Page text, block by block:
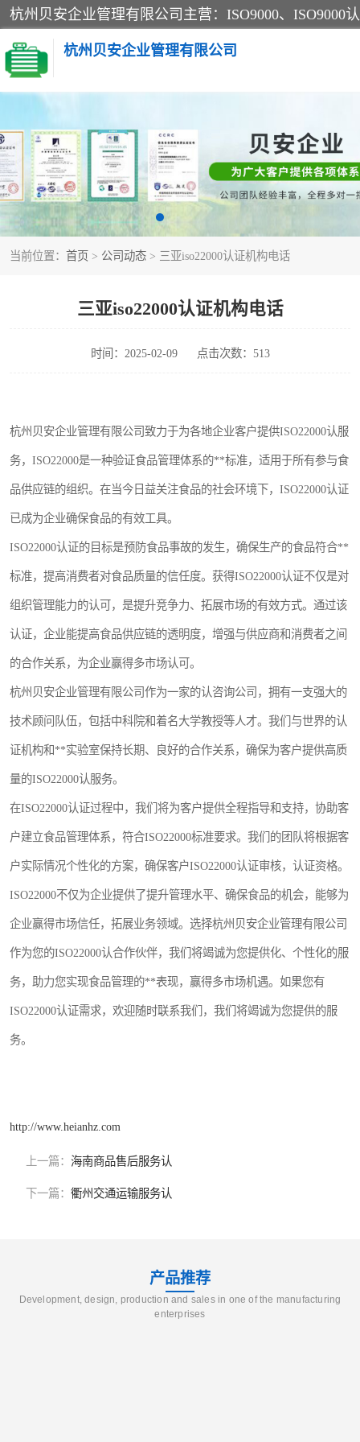
杭州贝安企业管理有限公司
当前位置： 首页 > 公司动态 > 三亚iso22000认证机构电话
三亚iso22000认证机构电话
时间：2025-02-09 点击次数：513
杭州贝安企业管理有限公司致力于为各地企业客户提供ISO22000认服
务，ISO22000是一种验证食品管理体系的**标准，适用于所有参与食
品供应链的组织。在当今日益关注食品的社会环境下，ISO22000认证
已成为企业确保食品的有效工具。
ISO22000认证的目标是预防食品事故的发生，确保生产的食品符合**
标准，提高消费者对食品质量的信任度。获得ISO22000认证不仅是对
组织管理能力的认可，是提升竞争力、拓展市场的有效方式。通过该
认证，企业能提高食品供应链的透明度，增强与供应商和消费者之间
的合作关系，为企业赢得多市场认可。
杭州贝安企业管理有限公司作为一家的认咨询公司，拥有一支强大的
技术顾问队伍，包括中科院和着名大学教授等人才。我们与世界的认
证机构和**实验室保持长期、良好的合作关系，确保为客户提供高质
量的ISO22000认服务。
在ISO22000认证过程中，我们将为客户提供全程指导和支持，协助客
户建立食品管理体系，符合ISO22000标准要求。我们的团队将根据客
户实际情况个性化的方案，确保客户ISO22000认证审核，认证资格。
ISO22000不仅为企业提供了提升管理水平、确保食品的机会，能够为
企业赢得市场信任，拓展业务领域。选择杭州贝安企业管理有限公司
作为您的ISO22000认合作伙伴，我们将竭诚为您提供化、个性化的服
务，助力您实现食品管理的**表现，赢得多市场机遇。如果您有
ISO22000认证需求，欢迎随时联系我们，我们将竭诚为您提供的服
务。
http://www.heianhz.com
上一篇： 海南商品售后服务认
下一篇： 衢州交通运输服务认
产品推荐
Development, design, production and sales in one of the manufacturing
enterprises
CE认证
SA认证
OHSAS18001认证
45001认证